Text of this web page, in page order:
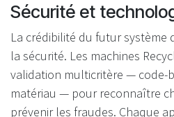
Sécurité et
La crédibilité du futur système
la sécurité. Les machines
validation multicritère — code-
matériau — pour reconnaître
prévenir les fraudes. Chaque